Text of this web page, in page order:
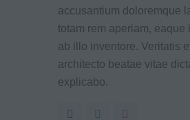
accusantium doloremque
totam rem aperiam, eaque
ab illo inventore. Veritatis
architecto beatae vitae
explicabo.